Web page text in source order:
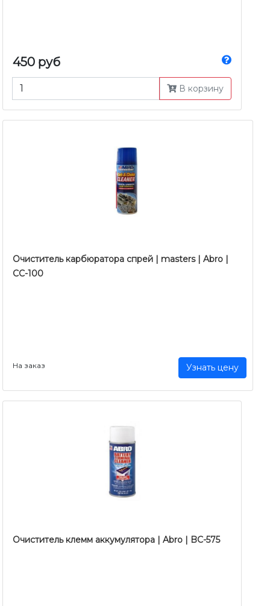
450 руб
В корзину
Очиститель карбюратора спрей | masters | Abro |
CC-100
На заказ Узнать цену
Очиститель клемм аккумулятора | Abro | BC-575